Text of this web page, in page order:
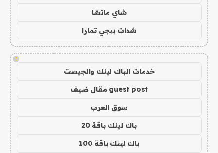
شاي ماتشا
شدات ببجي تمارا
!
خدمات الباك لينك والجيست
guest post مقال ضيف
سوق العرب
باك لينك باقة 20
باك لينك باقة 100